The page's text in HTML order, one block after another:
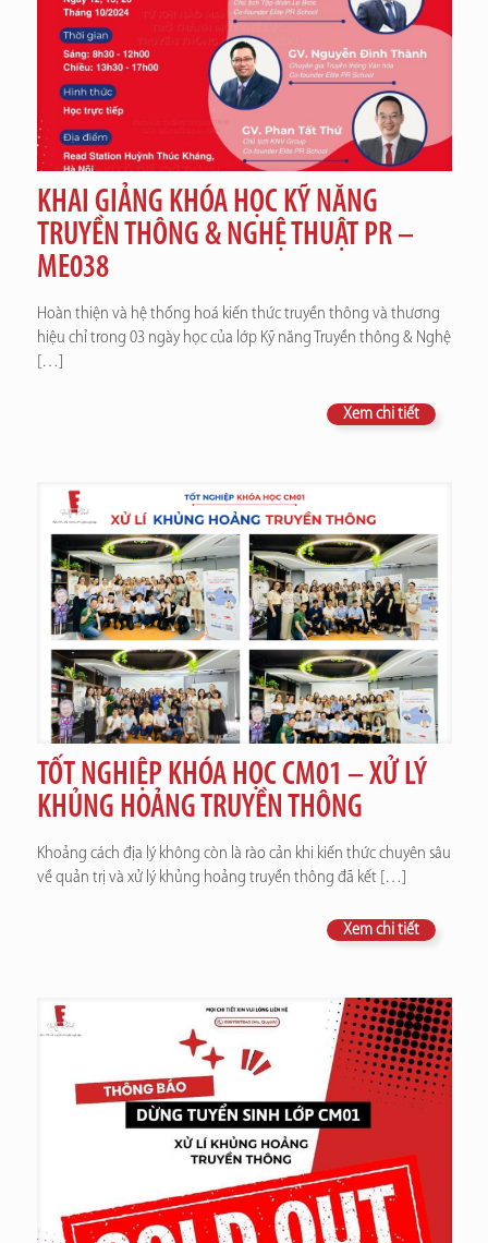
KHAI GIẢNG KHÓA HỌC KỸ NĂNG
TRUYỀN THÔNG & NGHỆ THUẬT PR –
ME038
Hoàn thiện và hệ thống hoá kiến thức truyền thông và thương
hiệu chỉ trong 03 ngày học của lớp Kỹ năng Truyền thông & Nghệ
[…]
Xem chi tiết
TỐT NGHIỆP KHÓA HỌC CM01 – XỬ LÝ
KHỦNG HOẢNG TRUYỀN THÔNG
Khoảng cách địa lý không còn là rào cản khi kiến thức chuyên sâu
về quản trị và xử lý khủng hoảng truyền thông đã kết […]
Xem chi tiết